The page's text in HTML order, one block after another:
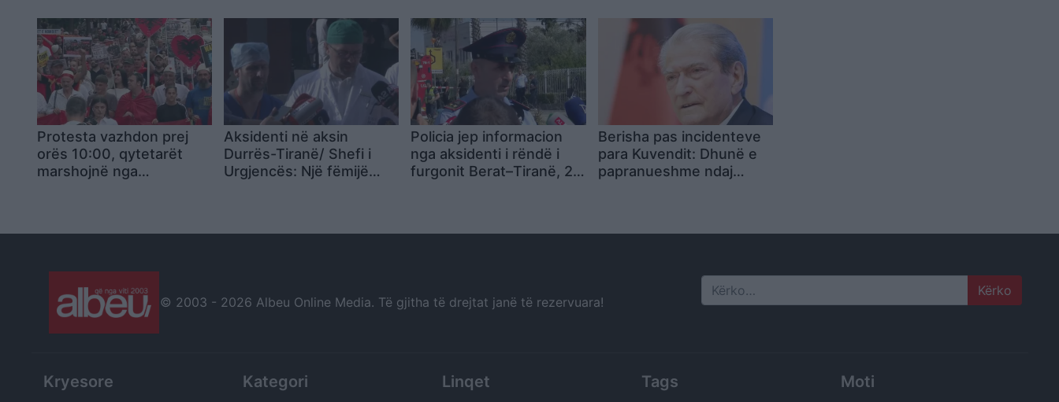
tubimi i 32-të para SPAK
kushte të Ramës
Protesta vazhdon prej
orës 10:00, qytetarët
marshojnë nga
Aksidenti në aksin
Durrës-Tiranë/ Shefi i
Urgjencës: Një fëmijë
Policia jep informacion
nga aksidenti i rëndë i
furgonit Berat–Tiranë, 2
Berisha pas incidenteve
para Kuvendit: Dhunë e
papranueshme ndaj
© 2003 - 2026 Albeu Online Media. Të gjitha të drejtat janë të rezervuara! Search
Kryesore Kategori Linqet Tags Moti